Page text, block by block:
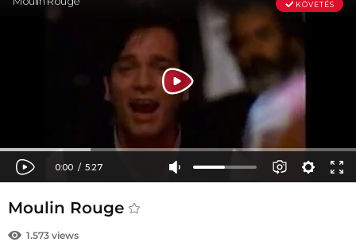
Moulin Rouge
1.573 views